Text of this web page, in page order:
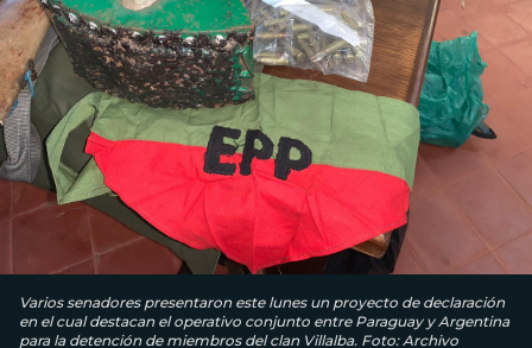
Varios senadores presentaron este lunes un proyecto de declaración
en el cual destacan el operativo conjunto entre Paraguay y Argentina
para la detención de miembros del clan Villalba. Foto: Archivo